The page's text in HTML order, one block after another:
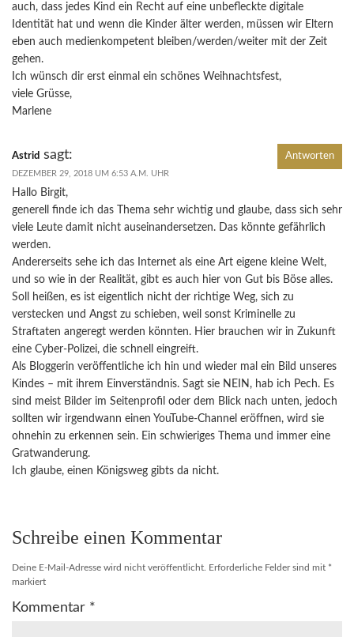
auch, dass jedes Kind ein Recht auf eine unbefleckte digitale
Identität hat und wenn die Kinder älter werden, müssen wir Eltern
eben auch medienkompetent bleiben/werden/weiter mit der Zeit
gehen.
Ich wünsch dir erst einmal ein schönes Weihnachtsfest,
viele Grüsse,
Marlene
Astrid sagt:
DEZEMBER 29, 2018 UM 6:53 A.M. UHR
Hallo Birgit,
generell finde ich das Thema sehr wichtig und glaube, dass sich sehr
viele Leute damit nicht auseinandersetzen. Das könnte gefährlich
werden.
Andererseits sehe ich das Internet als eine Art eigene kleine Welt,
und so wie in der Realität, gibt es auch hier von Gut bis Böse alles.
Soll heißen, es ist eigentlich nicht der richtige Weg, sich zu
verstecken und Angst zu schieben, weil sonst Kriminelle zu
Straftaten angeregt werden könnten. Hier brauchen wir in Zukunft
eine Cyber-Polizei, die schnell eingreift.
Als Bloggerin veröffentliche ich hin und wieder mal ein Bild unseres
Kindes – mit ihrem Einverständnis. Sagt sie NEIN, hab ich Pech. Es
sind meist Bilder im Seitenprofil oder dem Blick nach unten, jedoch
sollten wir irgendwann einen YouTube-Channel eröffnen, wird sie
ohnehin zu erkennen sein. Ein schwieriges Thema und immer eine
Gratwanderung.
Ich glaube, einen Königsweg gibts da nicht.
Antworten
Schreibe einen Kommentar
Deine E-Mail-Adresse wird nicht veröffentlicht. Erforderliche Felder sind mit *
markiert
Kommentar *